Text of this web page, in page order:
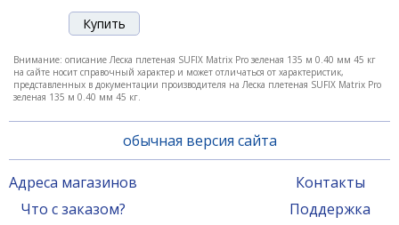
Леска плетеная SUFIX Matrix Pro x6 разноцвет.
Внимание: описание Леска плетеная SUFIX Matrix Pro зеленая 135 м 0.40 мм 45 кг
на сайте носит справочный характер и может отличаться от характеристик,
представленных в документации производителя на Леска плетеная SUFIX Matrix Pro
зеленая 135 м 0.40 мм 45 кг.
обычная версия сайта
Адреса магазинов
Что с заказом?
Контакты
Поддержка